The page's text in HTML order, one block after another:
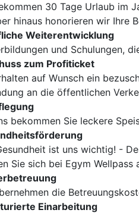
30 Tage Urlaub im
hinaus honorieren wir Ihre
Weiterentwicklung
und Schulungen,
zum Profiticket
auf Wunsch ein
an die öffentlichen
bekommen Sie leckere
ist uns wichtig! -
Sie sich bei Egym
die
Einarbeitung